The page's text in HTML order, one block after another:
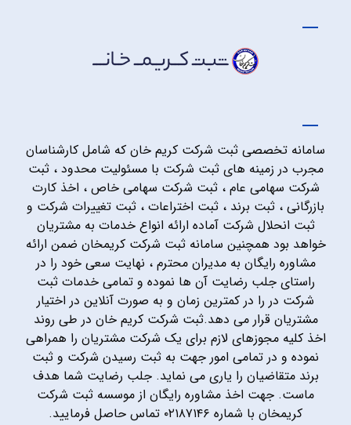
سامانه تخصصی ثبت شرکت کریم خان که شامل کارشناسان
مجرب در زمینه های ثبت شرکت با مسئولیت محدود ، ثبت
شرکت سهامی عام ، ثبت شرکت سهامی خاص ، اخذ کارت
بازرگانی ، ثبت برند ، ثبت اختراعات ، ثبت تغییرات شرکت و
ثبت انحلال شرکت آماده ارائه انواع خدمات به مشتریان
خواهد بود همچنین سامانه ثبت شرکت کریمخان ضمن ارائه
مشاوره رایگان به مدیران محترم ، نهایت سعی خود را در
راستای جلب رضایت آن ها نموده و تمامی خدمات ثبت
شرکت در را در کمترین زمان و به صورت آنلاین در اختیار
مشتریان قرار می دهد.ثبت شرکت کریم خان در طی روند
اخذ کلیه مجوزهای لازم برای یک شرکت مشتریان را همراهی
نموده و در تمامی امور جهت به ثبت رسیدن شرکت و ثبت
برند متقاضیان را یاری می نماید. جلب رضایت شما هدف
ماست. جهت اخذ مشاوره رایگان از موسسه ثبت شرکت
کریمخان با شماره ۰۲۱۸۷۱۴۶ تماس حاصل فرمایید.